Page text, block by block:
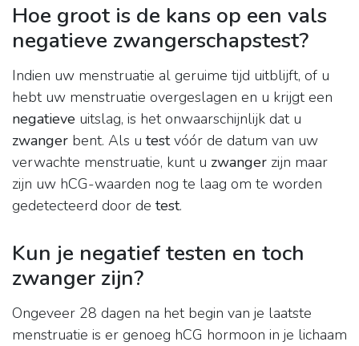
Hoe groot is de kans op een vals
negatieve zwangerschapstest?
Indien uw menstruatie al geruime tijd uitblijft, of u
hebt uw menstruatie overgeslagen en u krijgt een
negatieve uitslag, is het onwaarschijnlijk dat u
zwanger bent. Als u testvóór de datum van uw
verwachte menstruatie, kunt u zwanger zijn maar
zijn uw hCG-waarden nog te laag om te worden
gedetecteerd door de test.
Kun je negatief testen en toch
zwanger zijn?
Ongeveer 28 dagen na het begin van je laatste
menstruatie is er genoeg hCG hormoon in je lichaam